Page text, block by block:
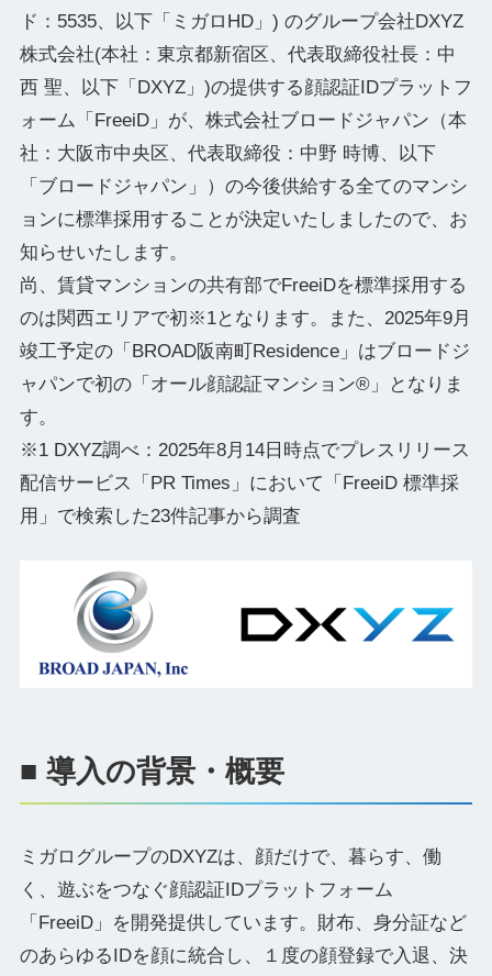
ド：5535、以下「ミガロHD」) のグループ会社DXYZ
株式会社(本社：東京都新宿区、代表取締役社⻑：中
⻄ 聖、以下「DXYZ」)の提供する顔認証IDプラットフ
ォーム「FreeiD」が、株式会社ブロードジャパン（本
社：大阪市中央区、代表取締役：中野 時博、以下
「ブロードジャパン」）の今後供給する全てのマンシ
ョンに標準採用することが決定いたしましたので、お
知らせいたします。
尚、賃貸マンションの共有部でFreeiDを標準採用する
のは関⻄エリアで初※1となります。また、2025年9月
竣工予定の「BROAD阪南町Residence」はブロードジ
ャパンで初の「オール顔認証マンション®」となりま
す。
※1 DXYZ調べ：2025年8月14日時点でプレスリリース
配信サービス「PR Times」において「FreeiD 標準採
用」で検索した23件記事から調査
■ 導入の背景・概要
ミガログループのDXYZは、顔だけで、暮らす、働
く、遊ぶをつなぐ顔認証IDプラットフォーム
「FreeiD」を開発提供しています。財布、身分証など
のあらゆるIDを顔に統合し、１度の顔登録で入退、決